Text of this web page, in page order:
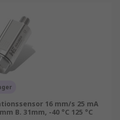
16 mm/s 25 mA
B. 31mm, -40 °C 125 °C